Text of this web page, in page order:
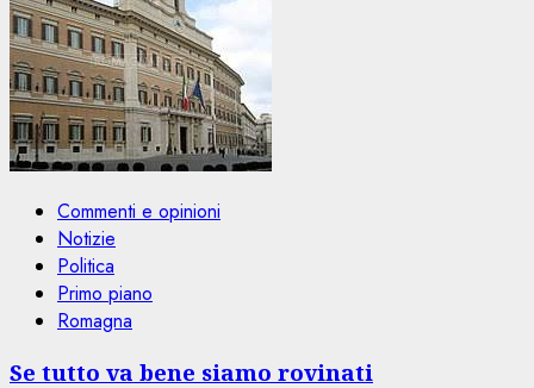
Commenti e opinioni
Notizie
Politica
Primo piano
Romagna
Se tutto va bene siamo rovinati